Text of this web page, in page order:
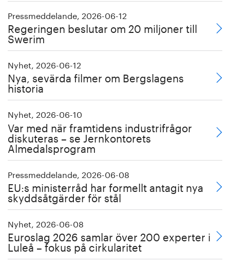
Pressmeddelande, 2026-06-12
Regeringen beslutar om 20 miljoner till
Swerim
Nyhet, 2026-06-12
Nya, sevärda filmer om Bergslagens
historia
Nyhet, 2026-06-10
Var med när framtidens industrifrågor
diskuteras – se Jernkontorets
Almedalsprogram
Pressmeddelande, 2026-06-08
EU:s ministerråd har formellt antagit nya
skyddsåtgärder för stål
Nyhet, 2026-06-08
Euroslag 2026 samlar över 200 experter i
Luleå – fokus på cirkularitet